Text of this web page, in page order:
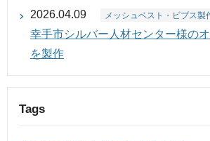
2026.04.09 メッシュベスト・ビブス製
幸手市シルバー人材センター様の
を製作
Tags